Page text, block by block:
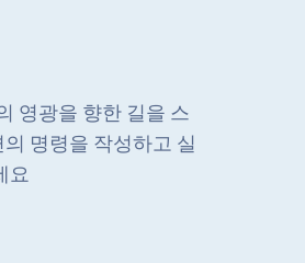
영광을 향한 길을 스
명령을 작성하고 실
요